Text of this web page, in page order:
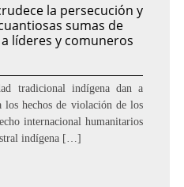
la persecución y
sumas de
líderes y comuneros
tradicional indígena dan a
hechos de violación de los
internacional humanitarios
indígena […]